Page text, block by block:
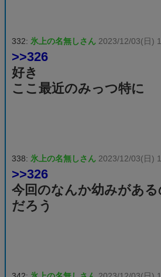
332: 氷上の名無しさん 2023/12/03(日)
>>326
好き
ここ最近のみっつ特に
338: 氷上の名無しさん 2023/12/03(日)
>>326
今回のなんか幼みがあ
だろう